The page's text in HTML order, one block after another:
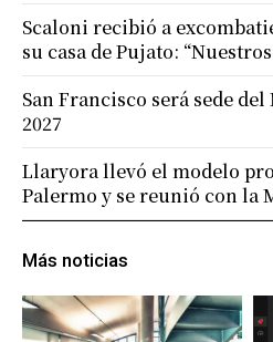
Más noticias
Scaloni recibió a
su casa de Pujato:
San Francisco será sede
2027
Llaryora llevó el modelo
Palermo y se reunió con la